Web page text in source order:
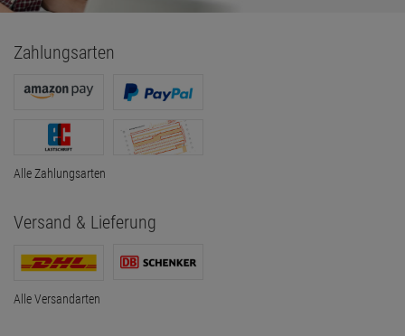
Zahlungsarten
Alle Zahlungsarten
Versand & Lieferung
Alle Versandarten